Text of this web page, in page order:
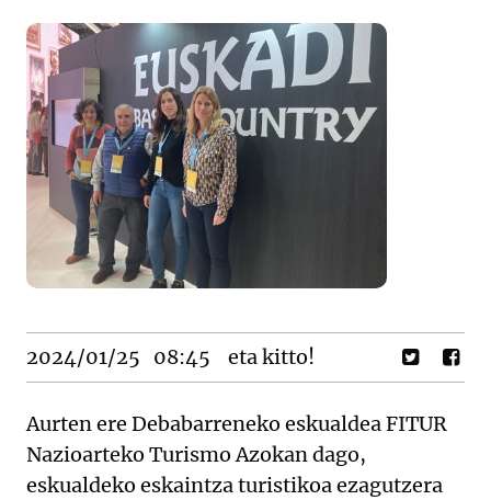
2024/01/25 08:45 eta kitto!
Aurten ere Debabarreneko eskualdea FITUR
Nazioarteko Turismo Azokan dago,
eskualdeko eskaintza turistikoa ezagutzera